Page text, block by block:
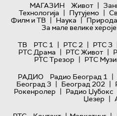
МАГАЗИН
Живот |
Технологијa | Путујемо |
Филм и ТВ | Наука | Природа
За мале велике хероје
ТВ
РТС 1 | РТС 2 | РТС 3
РТС Драма | РТС Живот |
РТС Трезор | РТС
РАДИО
Радио Београд 1 |
Београд 3 | Београд 202 |
Рокенролер | Радио Џубокс
Џезер |